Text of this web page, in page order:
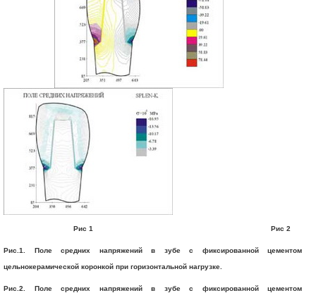
Рис 1 Рис 2
Рис.1. Поле средних напряжений в зубе с фиксированной цементом
цельнокерамической коронкой при горизонтальной нагрузке.
Рис.2. Поле средних напряжений в зубе с фиксированной цементом